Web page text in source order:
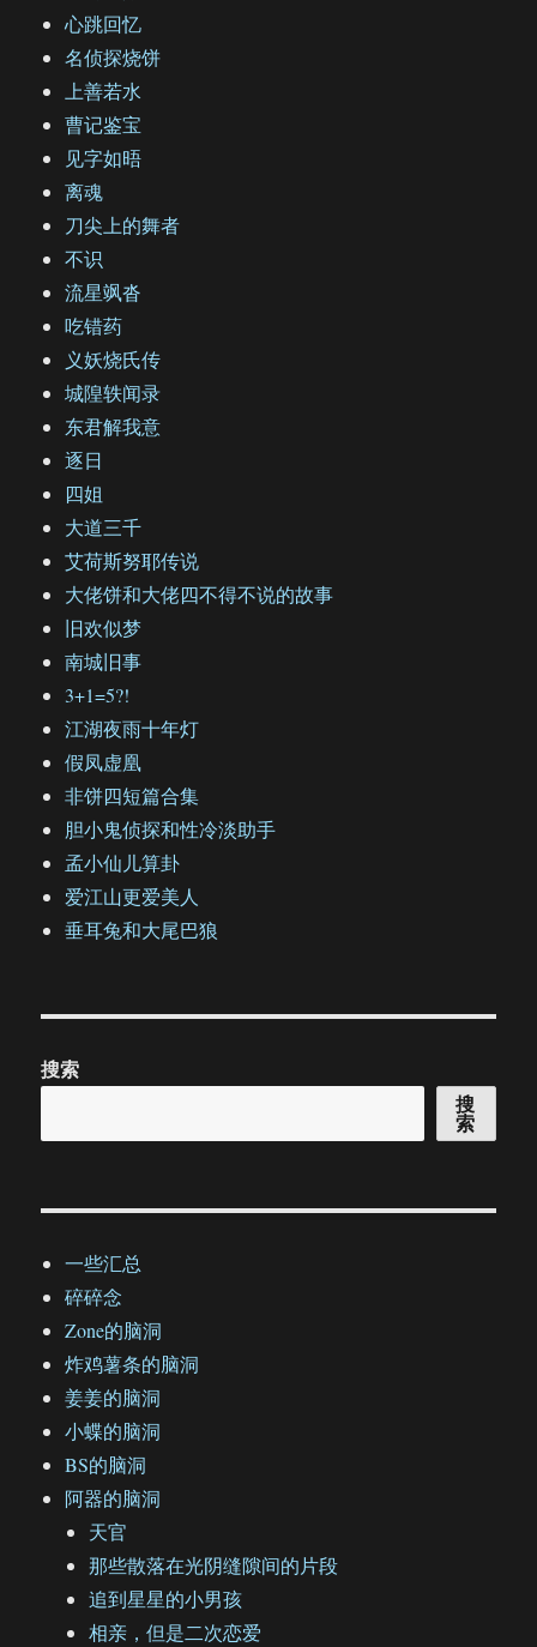
心跳回忆
名侦探烧饼
上善若水
曹记鉴宝
见字如晤
离魂
刀尖上的舞者
不识
流星飒沓
吃错药
义妖烧氏传
城隍轶闻录
东君解我意
逐日
四姐
大道三千
艾荷斯努耶传说
大佬饼和大佬四不得不说的故事
旧欢似梦
南城旧事
3+1=5?!
江湖夜雨十年灯
假凤虚凰
非饼四短篇合集
胆小鬼侦探和性冷淡助手
孟小仙儿算卦
爱江山更爱美人
垂耳兔和大尾巴狼
搜索
搜
索
一些汇总
碎碎念
Zone的脑洞
炸鸡薯条的脑洞
姜姜的脑洞
小蝶的脑洞
BS的脑洞
阿器的脑洞
天官
那些散落在光阴缝隙间的片段
追到星星的小男孩
相亲，但是二次恋爱